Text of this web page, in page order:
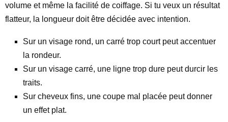
volume et même la facilité de coiffage. Si tu veux un résultat
flatteur, la longueur doit être décidée avec intention.
Sur un visage rond, un carré trop court peut accentuer
la rondeur.
Sur un visage carré, une ligne trop dure peut durcir les
traits.
Sur cheveux fins, une coupe mal placée peut donner
un effet plat.